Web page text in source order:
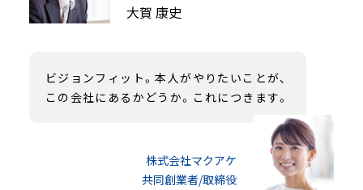
大賀 康史
ビジョンフィット。本人がやりたいことが、
この会社にあるかどうか。これにつきます。
株式会社マクアケ
共同創業者/取締役